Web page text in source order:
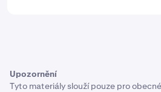
Upozornění
Tyto materiály slouží pouze pro